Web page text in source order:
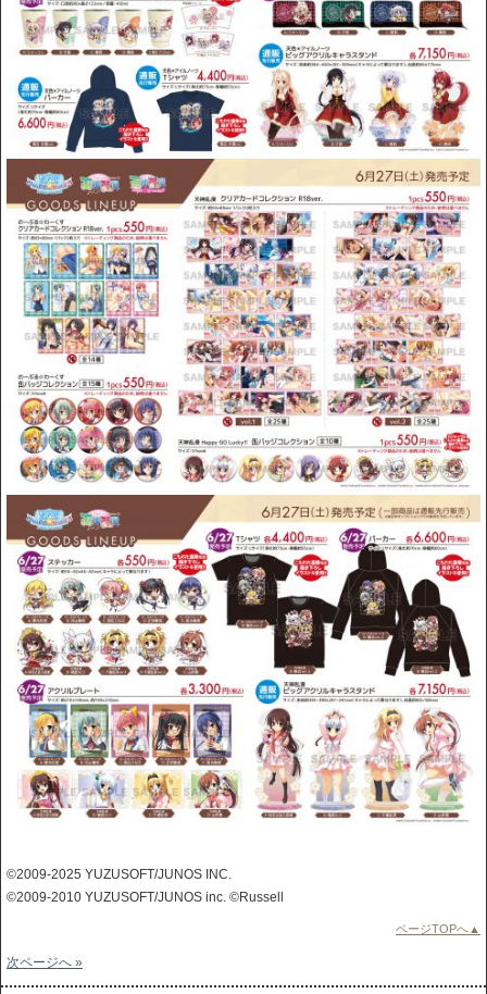
©2009-2025 YUZUSOFT/JUNOS INC.
©2009-2010 YUZUSOFT/JUNOS inc. ©Russell
ページTOPへ▲
次ページへ »